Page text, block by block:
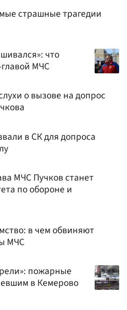
страшные трагедии
что
МЧС
о вызове на допрос
в СК для допроса
МЧС Пучков станет
по обороне и
в чем обвиняют
МЧС
пожарные
в Кемерово